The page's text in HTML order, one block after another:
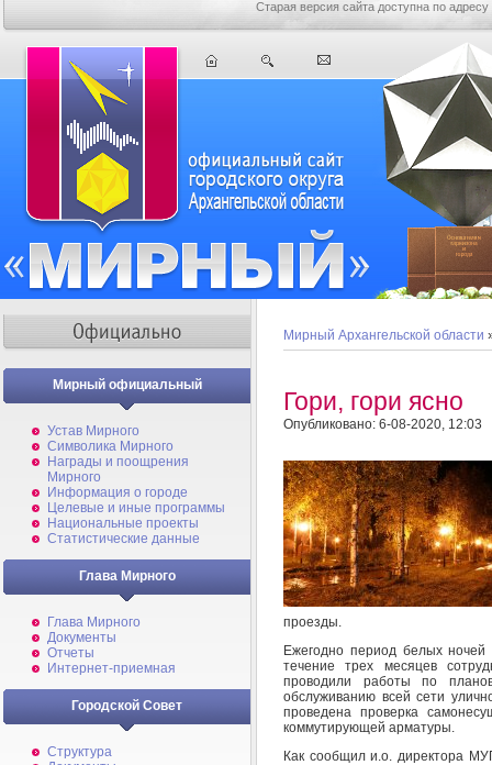
Старая версия сайта доступна по адресу
Мирный официальный
Устав Мирного
Символика Мирного
Награды и поощрения
Мирного
Информация о городе
Целевые и иные программы
Национальные проекты
Статистические данные
Глава Мирного
Глава Мирного
Документы
Отчеты
Интернет-приемная
Городской Совет
Структура
Мирный Архангельской области
Гори, гори ясно
Опубликовано: 6-08-2020, 12:03
проезды.
Ежегодно период белых
течение трех месяцев
проводили работы по
обслуживанию всей сети
проведена проверка
коммутирующей арматуры.
Как сообщил и.о. директора